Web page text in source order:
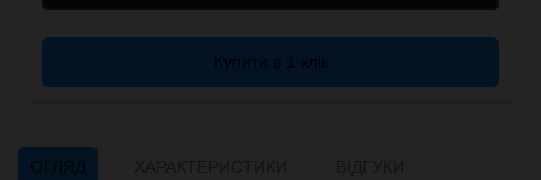
Купити в 1 клік
ОГЛЯД